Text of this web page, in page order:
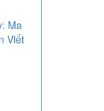
Ma
Viết